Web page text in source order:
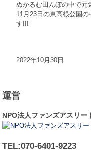
ぬかるむ田んぼの中で元
11月23日の東高根公園
す!!!
2022年10月30日
運営
NPO法人ファンズアスリー
TEL:070-6401-9223